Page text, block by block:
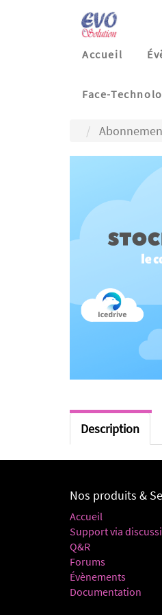
Accueil
Face-
Description
Nos produits &
Accueil
Support via
Q&R
Forums
Évènements
Documentation